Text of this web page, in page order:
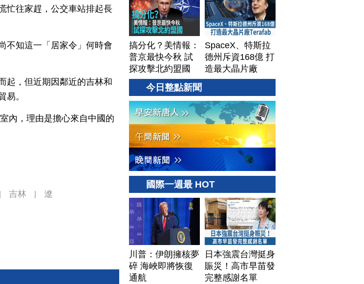
忙往家趕，公交車站排起長
不知這一「居家令」何時會
起，但近期因鄰近的吉林和
易。
內，理由是擔心來自中國的
吉林
遼
搞分化？美情報：
普京最快今秋 試
探攻擊北約盟國
SpaceX、特斯拉
德州斥資168億 打
造最大晶片廠
Terafab
今日整點新聞
國際一週最 HOT
川普：伊朗擁核夢
碎 海峽即將恢復
通航
日本強震台灣挺身
賑災！高市早苗發
完整感謝名單